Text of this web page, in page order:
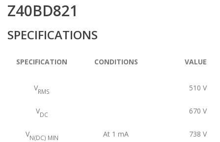
Z40BD821
SPECIFICATIONS
SPECIFICATION CONDITIONS VALUE
VRMS 510 V
VDC 670 V
VN(DC) MIN At 1 mA 738 V